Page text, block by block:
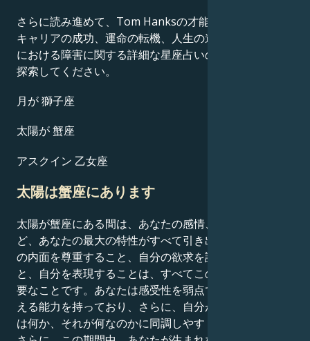
さらに読み進めて、Tom Hanksの才能、カリスマ性、
キャリアの成功、運命の転機、人生の道筋、そして恋愛
における障害に関する詳細な星座占いのプロフィールを
探索してください。
月が 獅子座
太陽が 蟹座
アスクイン 乙女座
太陽は蟹座にあります
太陽が蟹座にある間は、あなたの感情、才能、創造力な
ど、あなたの最大の特性がすべて引き出されます。自分
の内面を尊重すること、自分の欲求を認識し満たすこ
と、自分を表現することは、すべてこの時期にすべき重
要なことです。あなたは感受性を弱点ではなく強みに変
える能力を持っており、さらに、自分が欲しているもの
は何か、それが何なのかに同調しやすくなっています。